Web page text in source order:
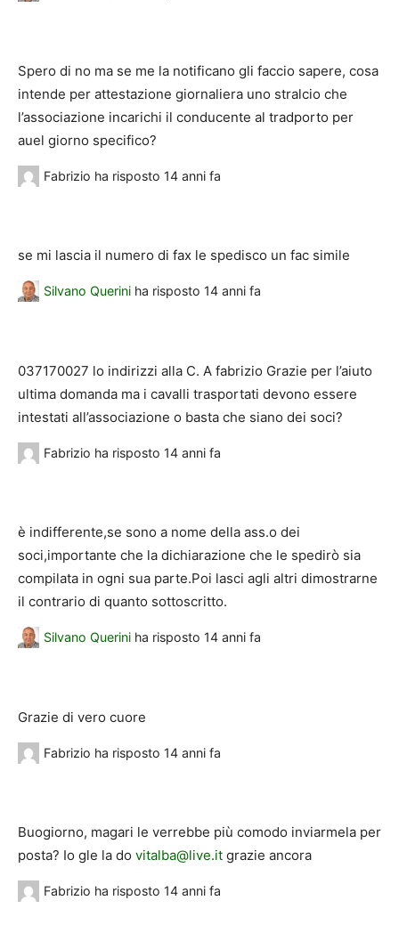
Spero di no ma se me la notificano gli faccio sapere, cosa
intende per attestazione giornaliera uno stralcio che
l’associazione incarichi il conducente al tradporto per
auel giorno specifico?
Fabrizio ha risposto 14 anni fa
se mi lascia il numero di fax le spedisco un fac simile
Silvano Querini ha risposto 14 anni fa
037170027 lo indirizzi alla C. A fabrizio Grazie per l’aiuto
ultima domanda ma i cavalli trasportati devono essere
intestati all’associazione o basta che siano dei soci?
Fabrizio ha risposto 14 anni fa
è indifferente,se sono a nome della ass.o dei
soci,importante che la dichiarazione che le spedirò sia
compilata in ogni sua parte.Poi lasci agli altri dimostrarne
il contrario di quanto sottoscritto.
Silvano Querini ha risposto 14 anni fa
Grazie di vero cuore
Fabrizio ha risposto 14 anni fa
Buogiorno, magari le verrebbe più comodo inviarmela per
posta? Io gle la do vitalba@live.it grazie ancora
Fabrizio ha risposto 14 anni fa